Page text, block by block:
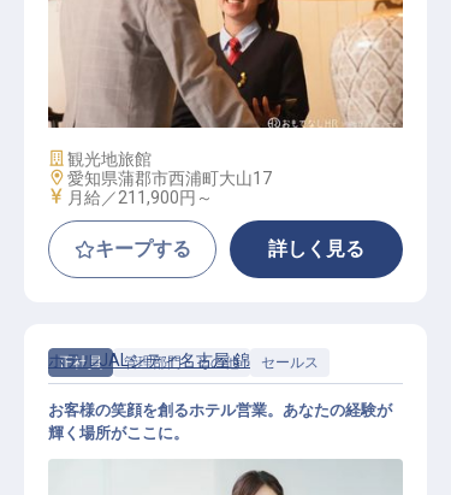
マルチタスク（サービススタッフ）
施設業態
観光地旅館
勤務地
愛知県蒲郡市西浦町大山17
給与
月給／211,900円～
キープする 詳しく見る
正社員 管理部門・その他 セールス
ホテルJALシティ名古屋 錦
お客様の笑顔を創るホテル営業。あなたの経験が
輝く場所がここに。